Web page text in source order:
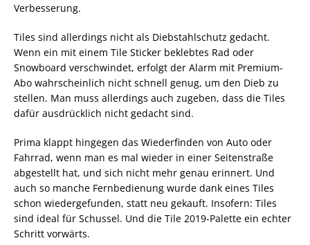
Verbesserung.
Tiles sind allerdings nicht als Diebstahlschutz gedacht.
Wenn ein mit einem Tile Sticker beklebtes Rad oder
Snowboard verschwindet, erfolgt der Alarm mit Premium-
Abo wahrscheinlich nicht schnell genug, um den Dieb zu
stellen. Man muss allerdings auch zugeben, dass die Tiles
dafür ausdrücklich nicht gedacht sind.
Prima klappt hingegen das Wiederfinden von Auto oder
Fahrrad, wenn man es mal wieder in einer Seitenstraße
abgestellt hat, und sich nicht mehr genau erinnert. Und
auch so manche Fernbedienung wurde dank eines Tiles
schon wiedergefunden, statt neu gekauft. Insofern: Tiles
sind ideal für Schussel. Und die Tile 2019-Palette ein echter
Schritt vorwärts.